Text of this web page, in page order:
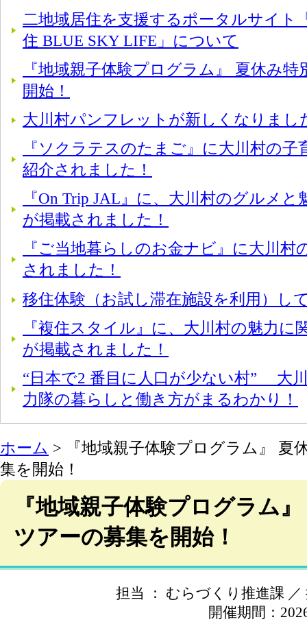
二地域居住を支援するポータルサイト
住 BLUE SKY LIFE」について
『地域親子体験プログラム』 夏休み
開始！
大川村パンフレットが新しくなりまし
『ソクラテスのたまご』に大川村の子
紹介されました！
『On Trip JAL』に、大川村のグルメ
が掲載されました！
『ご当地暮らしのお金ナビ』に大川村
されました！
移住体験（お試し滞在施設を利用）し
『複住スタイル』に、大川村の魅力に
が掲載されました！
“日本で2 番目に人口が少ない村” 大
力隊の暮らしと働き方がまるわかり！
ホーム > 『地域親子体験プログラム』 夏
集を開始！
『地域親子体験プログラム
ツアーの募集を開始！
担当 ： むらづくり推進課 ／
開催期間：